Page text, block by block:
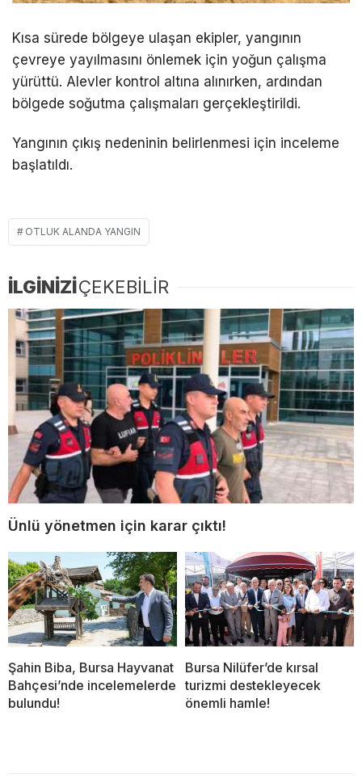
Kısa sürede bölgeye ulaşan ekipler, yangının
çevreye yayılmasını önlemek için yoğun çalışma
yürüttü. Alevler kontrol altına alınırken, ardından
bölgede soğutma çalışmaları gerçekleştirildi.
Yangının çıkış nedeninin belirlenmesi için inceleme
başlatıldı.
OTLUK ALANDA YANGIN
İLGİNİZİÇEKEBİLİR
Ünlü yönetmen için karar çıktı!
Şahin Biba, Bursa Hayvanat
Bahçesi’nde incelemelerde
bulundu!
Bursa Nilüfer’de kırsal
turizmi destekleyecek
önemli hamle!